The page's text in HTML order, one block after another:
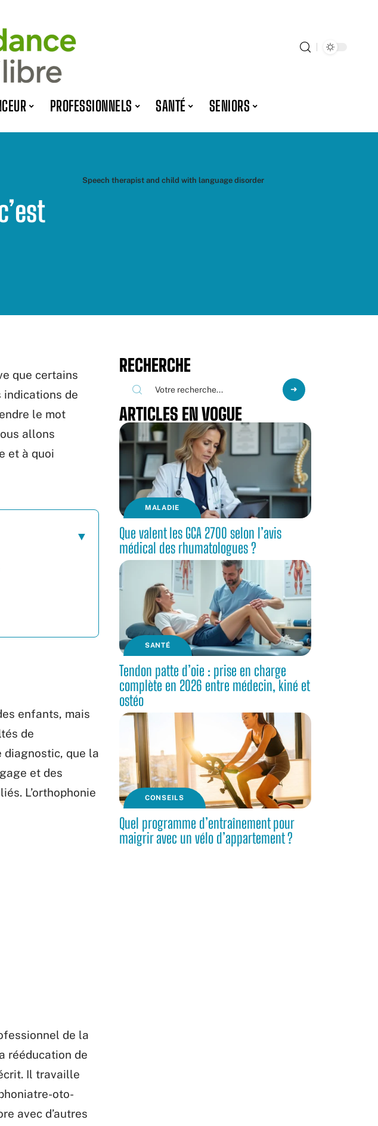
PROFESSIONNELS SANTÉ SENIORS
Speech therapist and child with language disorder
que certains
indications de
le mot
allons
et à quoi
enfants, mais
de
diagnostic, que la
et des
L’orthophonie
de la
rééducation de
Il travaille
oto-
avec d’autres
RECHERCHE
ARTICLES EN VOGUE
MALADIE
Que valent les GCA 2700 selon l’avis
médical des rhumatologues ?
SANTÉ
Tendon patte d’oie : prise en charge
complète en 2026 entre médecin, kiné et
ostéo
CONSEILS
Quel programme d’entraînement pour
maigrir avec un vélo d’appartement ?